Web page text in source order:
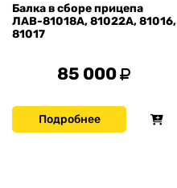
Балка в сборе прицепа
ЛАВ-81018А, 81022А, 81016,
81017
85 000
Подробнее